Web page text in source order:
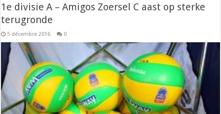
1e divisie A – Amigos Zoersel C aast op sterke
terugronde
5 décembre 2016 0